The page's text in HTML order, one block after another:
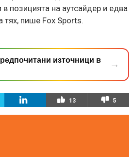
позицията на аутсайдер и едва
тях, пише Fox Sports.
източници в
→
13 5